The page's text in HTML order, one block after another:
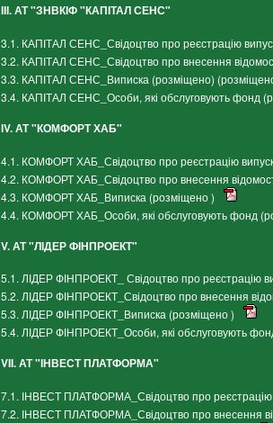
ІІІ. АТ "ЗНВКІФ "КАПІТАЛ СЕНС"
3.1. КАПІТАЛ СЕНС_Свідоцтво про реєстрацію
3.2. КАПІТАЛ СЕНС_Свідоцтво про внесення
3.3. КАПІТАЛ СЕНС_Виписка (розміщено)
3.4. КАПІТАЛ СЕНС_Особи, які обслуговують фонд
ІV. АТ "КОМФОРТ ХАБ"
4.1. КОМФОРТ ХАБ_Свідоцтво про реєстрацію
4.2. КОМФОРТ ХАБ_Свідоцтво про внесення
4.3. КОМФОРТ ХАБ_Виписка (розміщено )
4.4. КОМФОРТ ХАБ_Особи, які обслуговують фонд
V. АТ "ЛІДЕР ФІНПРОЕКТ"
5.1. ЛІДЕР ФІНПРОЕКТ_ Свідоцтво про реєстрацію
5.2. ЛІДЕР ФІНПРОЕКТ_Свідоцтво про внесення
5.3. ЛІДЕР ФІНПРОЕКТ_Виписка (розміщено )
5.4. ЛІДЕР ФІНПРОЕКТ_Особи, які обслуговують
VII. АТ "ІНВЕСТ ПЛАТФОРМА"
7.1. ІНВЕСТ ПЛАТФОРМА_Свідоцтво про реєстрацію
7.2. ІНВЕСТ ПЛАТФОРМА_Свідоцтво про внесення